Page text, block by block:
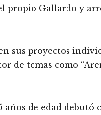
propio Gallardo y
sus proyectos
de temas como
de edad debutó